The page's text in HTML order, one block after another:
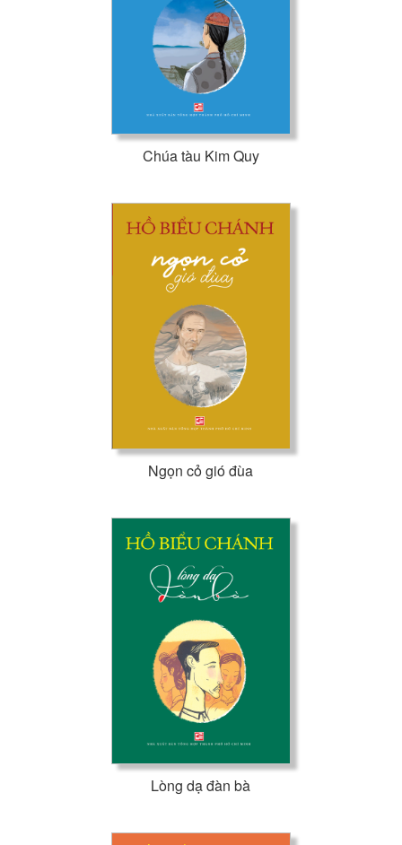
Chúa tàu Kim Quy
Ngọn cỏ gió đùa
Lòng dạ đàn bà